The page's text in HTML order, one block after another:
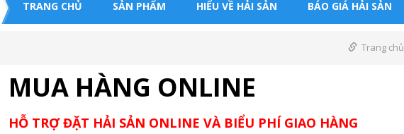
TRANG CHỦ SẢN PHẨM HIỂU VỀ HẢI SẢN BÁO GIÁ HẢI SẢN
Trang chủ
MUA HÀNG ONLINE
HỖ TRỢ ĐẶT HẢI SẢN ONLINE VÀ BIỂU PHÍ GIAO HÀNG